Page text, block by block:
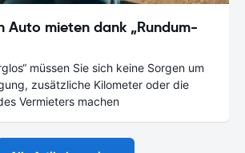
Auto mieten dank „Rundum-
müssen Sie sich keine Sorgen um
zusätzliche Kilometer oder die
Vermieters machen